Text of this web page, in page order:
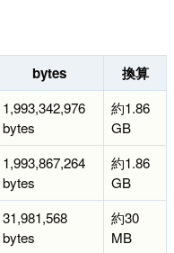
bytes 換算
1,993,342,976
bytes
約1.86
GB
1,993,867,264
bytes
約1.86
GB
31,981,568
bytes
約30
MB